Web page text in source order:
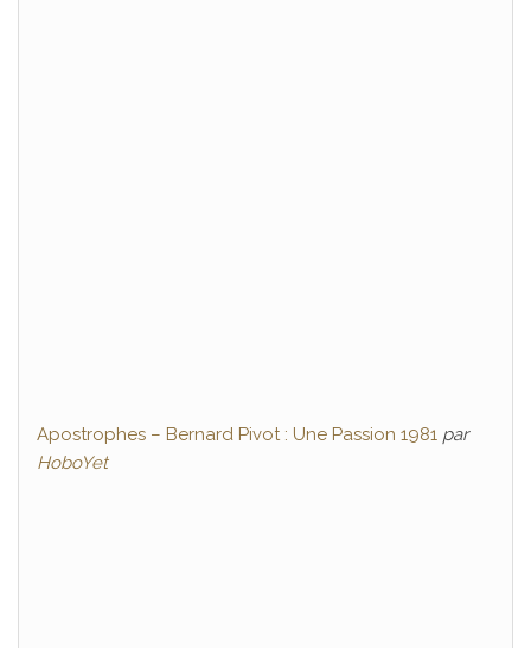
Apostrophes – Bernard Pivot : Une Passion 1981 par
HoboYet